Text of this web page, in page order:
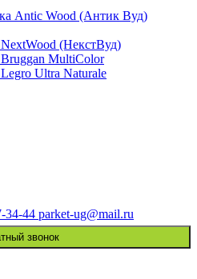
Antic Wood (Антик Вуд)
NextWood (НекстВуд)
Bruggan MultiColor
Ultra Naturale
34-44 parket-ug@mail.ru
звонок